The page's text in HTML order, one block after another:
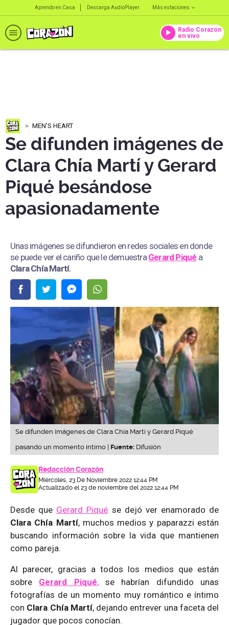
Aprendo en Casa Descarga AudioPlayer Más estaciones
Radio Corazón
en vivo
MEN'S HEART
Se difunden imágenes de
Clara Chía Martí y Gerard
Piqué besándose
apasionadamente
Unas imágenes se difundieron en redes sociales en donde
se puede ver el cariño que le demuestra Gerard Piqué a
Clara Chía Martí.
Se difunden imágenes de Clara Chía Martí y Gerard Piqué
pasando un momento íntimo | Fuente: Difusión
Redacción Corazón
Miércoles, 23 De Noviembre 2022 12:44 PM
Actualizado el 23 de noviembre del 2022 12:44 PM
Desde que Gerard Piqué se dejó ver enamorado de
Clara Chía Martí, muchos medios y paparazzi están
buscando información sobre la vida que mantienen
como pareja.
Al parecer, gracias a todos los medios que están
sobre Gerard Piqué,se habrían difundido unas
fotografías de un momento muy romántico e íntimo
con Clara Chía Martí, dejando entrever una faceta del
jugador que pocos conocían.